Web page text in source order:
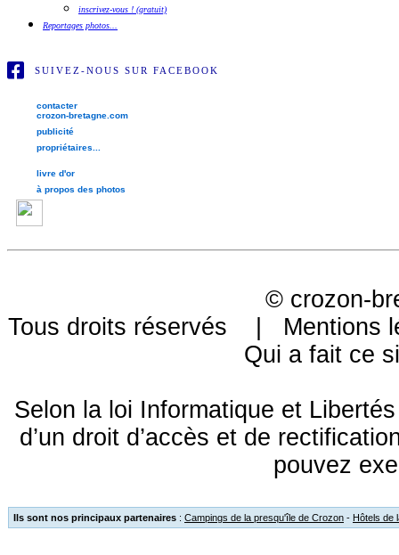
inscrivez-vous ! (gratuit)
Reportages photos...
SUIVEZ-NOUS SUR FACEBOOK
contacter
crozon-bretagne.com
publicité
propriétaires...
livre d'or
à propos des photos
© crozon-
Tous droits réservés | Mentions
Qui a fait ce
Selon la loi Informatique et
d’un droit d’accès et de
pouvez
Ils sont nos principaux partenaires : Campings de la presqu'île de Crozon - Hôtels de